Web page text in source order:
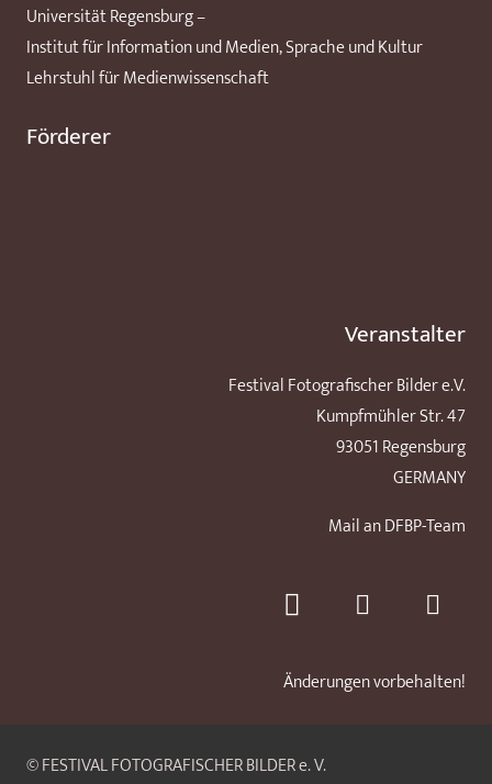
Universität Regensburg –
Institut für Information und Medien, Sprache und Kultur
Lehrstuhl für Medienwissenschaft
Förderer
Veranstalter
Festival Fotografischer Bilder e.V.
Kumpfmühler Str. 47
93051 Regensburg
GERMANY
Mail an DFBP-Team
Änderungen vorbehalten!
© FESTIVAL FOTOGRAFISCHER BILDER e. V.